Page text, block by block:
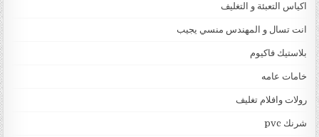
اكياس التعبئة و التغليف
انت تسال و المهندس منسي يجيب
بلاستيك فاكيوم
خامات عامه
رولات وافلام تغليف
شرنك pvc